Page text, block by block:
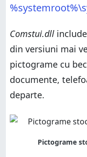
Comstui.dll
din versiuni mai
pictograme cu
documente,
departe.